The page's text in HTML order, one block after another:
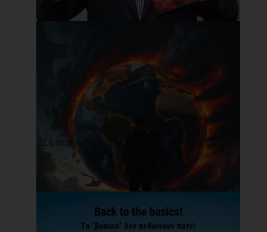
Το παρόν δεν είναι παντοτινό!
Σε περιόδους αβεβαιότητας, δυσάρεστων